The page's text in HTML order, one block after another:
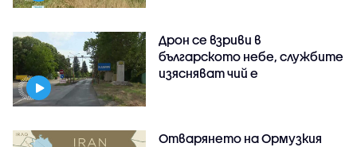
Дрон се взриви в
българското небе, службите
изясняват чий е
Отварянето на Ормузкия